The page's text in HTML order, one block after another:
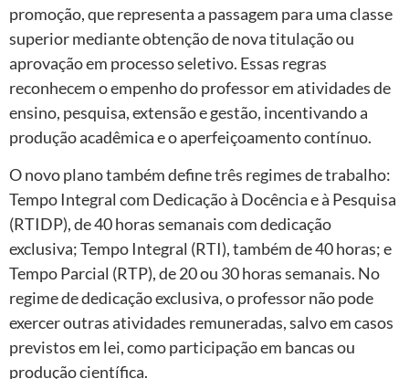
promoção, que representa a passagem para uma classe
superior mediante obtenção de nova titulação ou
aprovação em processo seletivo. Essas regras
reconhecem o empenho do professor em atividades de
ensino, pesquisa, extensão e gestão, incentivando a
produção acadêmica e o aperfeiçoamento contínuo.
O novo plano também define três regimes de trabalho:
Tempo Integral com Dedicação à Docência e à Pesquisa
(RTIDP), de 40 horas semanais com dedicação
exclusiva; Tempo Integral (RTI), também de 40 horas; e
Tempo Parcial (RTP), de 20 ou 30 horas semanais. No
regime de dedicação exclusiva, o professor não pode
exercer outras atividades remuneradas, salvo em casos
previstos em lei, como participação em bancas ou
produção científica.